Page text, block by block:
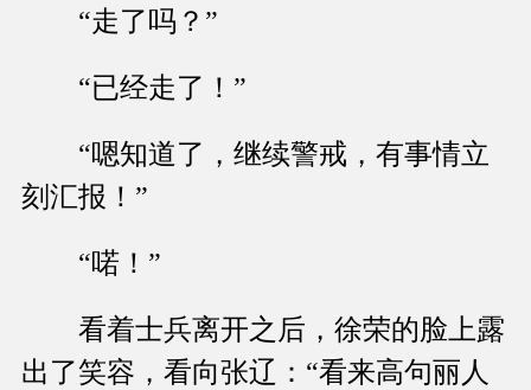
“走了吗？”
“已经走了！”
“嗯知道了，继续警戒，有事情立
刻汇报！”
“喏！”
看着士兵离开之后，徐荣的脸上露
出了笑容，看向张辽：“看来高句丽人